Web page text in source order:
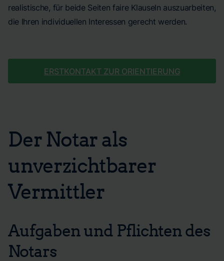
realistische, für beide Seiten faire Klauseln auszuarbeiten,
die Ihren individuellen Interessen gerecht werden.
ERSTKONTAKT ZUR ORIENTIERUNG
Der Notar als
unverzichtbarer
Vermittler
Aufgaben und Pflichten des
Notars